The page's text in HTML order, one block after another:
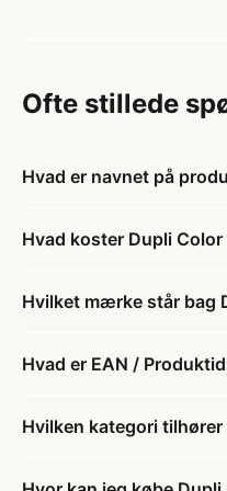
Ofte stillede
Hvad er navnet på
Hvad koster Dupli Color
Hvilket mærke står bag
Hvad er EAN /
Hvilken kategori tilhører